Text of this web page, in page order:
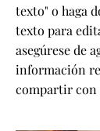
texto" o haga
texto para
asegúrese de
información
compartir con